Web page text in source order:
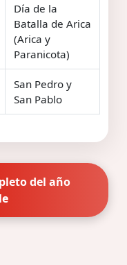
Día de la
Batalla de Arica
(Arica y
Paranicota)
San Pedro y
San Pablo
del año